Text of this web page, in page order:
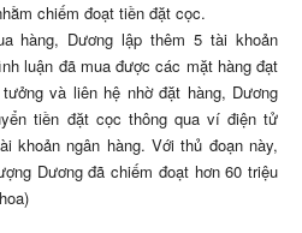
chiếm đoạt tiền đặt cọc.
hàng, Dương lập thêm 5 tài khoản
luận đã mua được các mặt hàng đạt
và liên hệ nhờ đặt hàng, Dương
tiền đặt cọc thông qua ví điện tử
khoản ngân hàng. Với thủ đoạn này,
Dương đã chiếm đoạt hơn 60 triệu